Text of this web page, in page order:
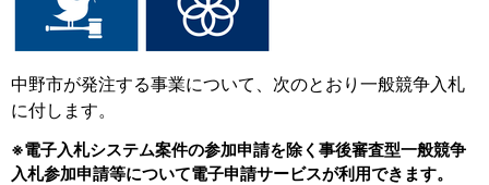
中野市が発注する事業について、次のとおり一般競争入札
に付します。
※電子入札システム案件の参加申請を除く事後審査型一般競争
入札参加申請等について電子申請サービスが利用できます。